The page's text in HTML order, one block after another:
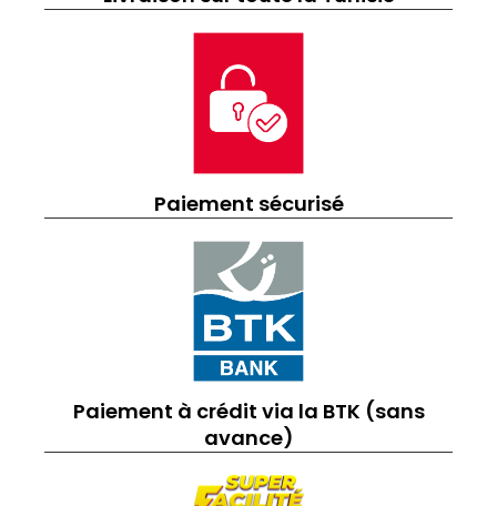
Paiement sécurisé
Paiement à crédit via la BTK (sans
avance)